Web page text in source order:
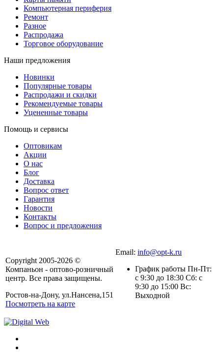
Компьютерная периферия
Ремонт
Разное
Распродажа
Торговое оборудование
Наши предложения
Новинки
Популярные товары
Распродажи и скидки
Рекомендуемые товары
Уцененные товары
Помощь и сервисы
Оптовикам
Акции
О нас
Блог
Доставка
Вопрос ответ
Гарантия
Новости
Контакты
Вопрос и предложения
Copyright 2005-2026 ©
Компаньон - оптово-розничный
центр. Все права защищены.
Ростов-на-Дону, ул.Нансена,151
Посмотреть на карте
Email: info@opt-k.ru
График работы Пн-Пт:
с 9:30 до 18:30 Сб: с
9:30 до 15:00 Вс:
Выходной